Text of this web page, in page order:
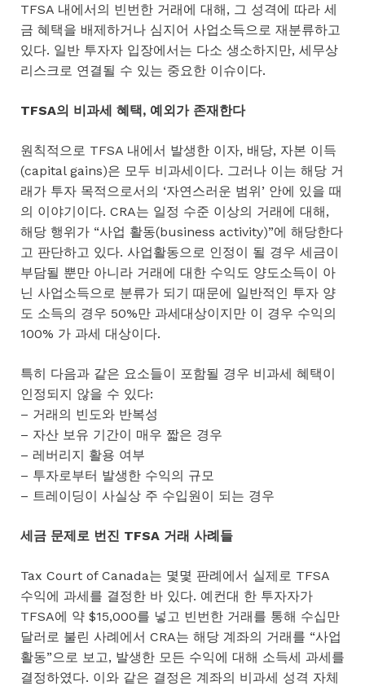
TFSA 내에서의 빈번한 거래에 대해, 그 성격에 따라 세
금 혜택을 배제하거나 심지어 사업소득으로 재분류하고
있다. 일반 투자자 입장에서는 다소 생소하지만, 세무상
리스크로 연결될 수 있는 중요한 이슈이다.
TFSA의 비과세 혜택, 예외가 존재한다
원칙적으로 TFSA 내에서 발생한 이자, 배당, 자본 이득
(capital gains)은 모두 비과세이다. 그러나 이는 해당 거
래가 투자 목적으로서의 ‘자연스러운 범위’ 안에 있을 때
의 이야기이다. CRA는 일정 수준 이상의 거래에 대해,
해당 행위가 “사업 활동(business activity)”에 해당한다
고 판단하고 있다. 사업활동으로 인정이 될 경우 세금이
부담될 뿐만 아니라 거래에 대한 수익도 양도소득이 아
닌 사업소득으로 분류가 되기 때문에 일반적인 투자 양
도 소득의 경우 50%만 과세대상이지만 이 경우 수익의
100% 가 과세 대상이다.
특히 다음과 같은 요소들이 포함될 경우 비과세 혜택이
인정되지 않을 수 있다:
– 거래의 빈도와 반복성
– 자산 보유 기간이 매우 짧은 경우
– 레버리지 활용 여부
– 투자로부터 발생한 수익의 규모
– 트레이딩이 사실상 주 수입원이 되는 경우
세금 문제로 번진 TFSA 거래 사례들
Tax Court of Canada는 몇몇 판례에서 실제로 TFSA
수익에 과세를 결정한 바 있다. 예컨대 한 투자자가
TFSA에 약 $15,000를 넣고 빈번한 거래를 통해 수십만
달러로 불린 사례에서 CRA는 해당 계좌의 거래를 “사업
활동”으로 보고, 발생한 모든 수익에 대해 소득세 과세를
결정하였다. 이와 같은 결정은 계좌의 비과세 성격 자체